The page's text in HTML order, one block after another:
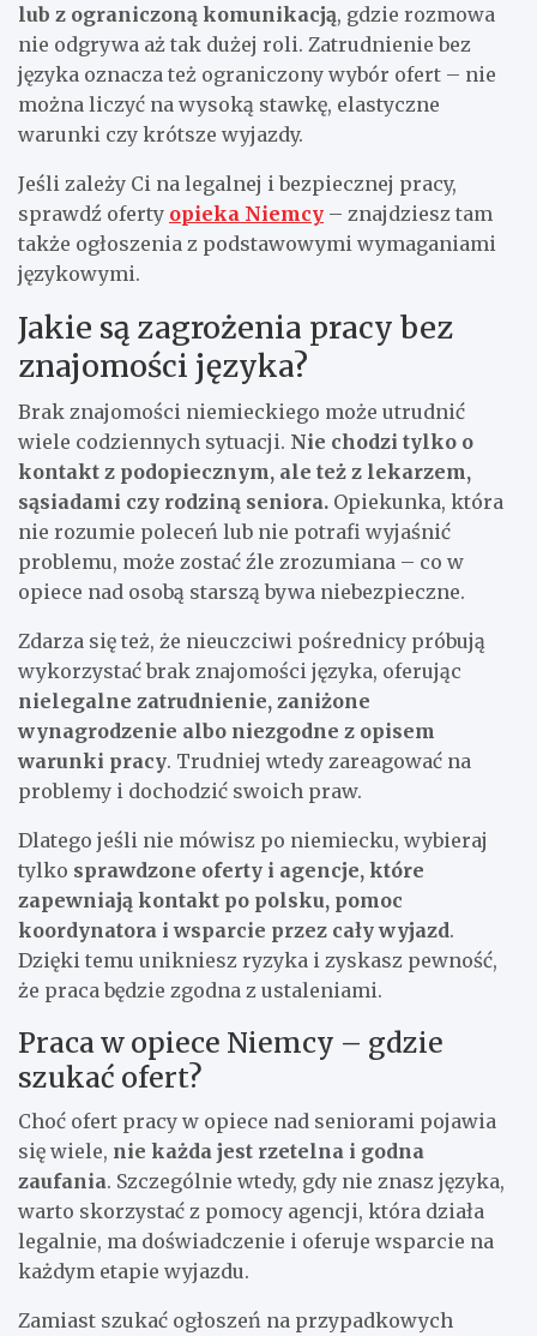
lub z ograniczoną komunikacją, gdzie rozmowa
nie odgrywa aż tak dużej roli. Zatrudnienie bez
języka oznacza też ograniczony wybór ofert – nie
można liczyć na wysoką stawkę, elastyczne
warunki czy krótsze wyjazdy.
Jeśli zależy Ci na legalnej i bezpiecznej pracy,
sprawdź oferty opieka Niemcy – znajdziesz tam
także ogłoszenia z podstawowymi wymaganiami
językowymi.
Jakie są zagrożenia pracy bez
znajomości języka?
Brak znajomości niemieckiego może utrudnić
wiele codziennych sytuacji. Nie chodzi tylko o
kontakt z podopiecznym, ale też z lekarzem,
sąsiadami czy rodziną seniora. Opiekunka, która
nie rozumie poleceń lub nie potrafi wyjaśnić
problemu, może zostać źle zrozumiana – co w
opiece nad osobą starszą bywa niebezpieczne.
Zdarza się też, że nieuczciwi pośrednicy próbują
wykorzystać brak znajomości języka, oferując
nielegalne zatrudnienie, zaniżone
wynagrodzenie albo niezgodne z opisem
warunki pracy. Trudniej wtedy zareagować na
problemy i dochodzić swoich praw.
Dlatego jeśli nie mówisz po niemiecku, wybieraj
tylko sprawdzone oferty i agencje, które
zapewniają kontakt po polsku, pomoc
koordynatora i wsparcie przez cały wyjazd.
Dzięki temu unikniesz ryzyka i zyskasz pewność,
że praca będzie zgodna z ustaleniami.
Praca w opiece Niemcy – gdzie
szukać ofert?
Choć ofert pracy w opiece nad seniorami pojawia
się wiele, nie każda jest rzetelna i godna
zaufania. Szczególnie wtedy, gdy nie znasz języka,
warto skorzystać z pomocy agencji, która działa
legalnie, ma doświadczenie i oferuje wsparcie na
każdym etapie wyjazdu.
Zamiast szukać ogłoszeń na przypadkowych